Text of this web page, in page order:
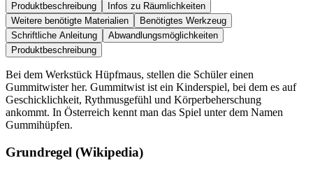
Produktbeschreibung
Infos zu Räumlichkeiten
Weitere benötigte Materialien
Benötigtes Werkzeug
Schriftliche Anleitung
Abwandlungsmöglichkeiten
Produktbeschreibung
Bei dem Werkstück Hüpfmaus, stellen die Schüler einen
Gummitwister her. Gummitwist ist ein Kinderspiel, bei dem es auf
Geschicklichkeit, Rythmusgefühl und Körperbeherschung
ankommt. In Österreich kennt man das Spiel unter dem Namen
Gummihüpfen.
Grundregel (Wikipedia)